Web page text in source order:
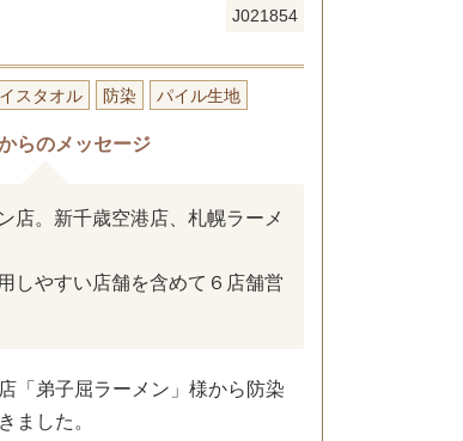
J021854
スタオル 防染 パイル生地
らのメッセージ
店。新千歳空港店、札幌ラーメ
しやすい店舗を含めて６店舗営
「弟子屈ラーメン」様から防染
ました。